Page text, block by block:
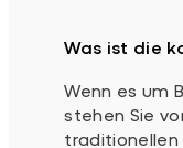
Was ist die
Wenn es um
stehen Sie
traditionellen